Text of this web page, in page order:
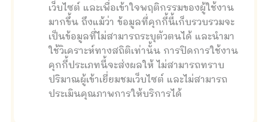
เว็บไซต์ และเพื่อเข้าใจพฤติกรรมของผู้ใช้งาน
มากขึ้น ถึงแม้ว่า ข้อมูลที่คุกกี้นี้เก็บรวบรวมจะ
เป็นข้อมูลที่ไม่สามารถระบุตัวตนได้ และนำมา
ใช้วิเคราะห์ทางสถิติเท่านั้น การปิดการใช้งาน
คุกกี้ประเภทนี้จะส่งผลให้ ไม่สามารถทราบ
ปริมาณผู้เข้าเยี่ยมชมเว็บไซต์ และไม่สามารถ
ประเมินคุณภาพการให้บริการได้